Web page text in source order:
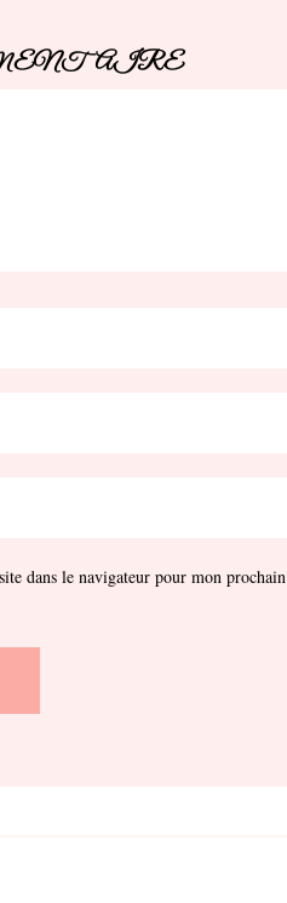
dans le navigateur pour mon prochain